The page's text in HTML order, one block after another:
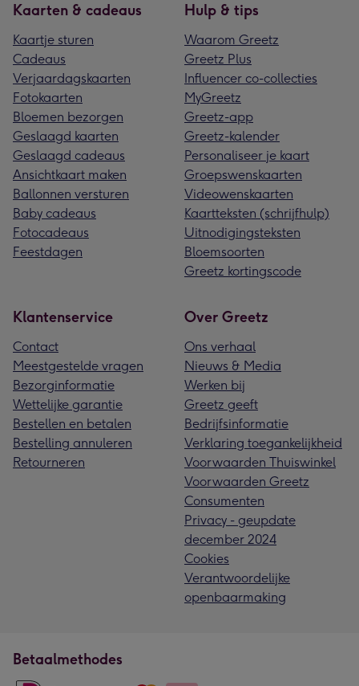
Kaarten & cadeaus
Kaartje sturen
Cadeaus
Verjaardagskaarten
Fotokaarten
Bloemen bezorgen
Geslaagd kaarten
Geslaagd cadeaus
Ansichtkaart maken
Ballonnen versturen
Baby cadeaus
Fotocadeaus
Feestdagen
Hulp & tips
Waarom Greetz
Greetz Plus
Influencer co-collecties
MyGreetz
Greetz-app
Greetz-kalender
Personaliseer je kaart
Groepswenskaarten
Videowenskaarten
Kaartteksten (schrijfhulp)
Uitnodigingsteksten
Bloemsoorten
Greetz kortingscode
Klantenservice
Contact
Meestgestelde vragen
Bezorginformatie
Wettelijke garantie
Bestellen en betalen
Bestelling annuleren
Retourneren
Over Greetz
Ons verhaal
Nieuws & Media
Werken bij
Greetz geeft
Bedrijfsinformatie
Verklaring toegankelijkheid
Voorwaarden Thuiswinkel
Voorwaarden Greetz
Consumenten
Privacy - geupdate
december 2024
Cookies
Verantwoordelijke
openbaarmaking
Betaalmethodes